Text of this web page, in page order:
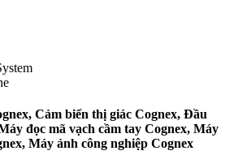
Cảm biến thị giác Cognex, Đầu
đọc mã vạch cầm tay Cognex, Máy
Máy ảnh công nghiệp Cognex